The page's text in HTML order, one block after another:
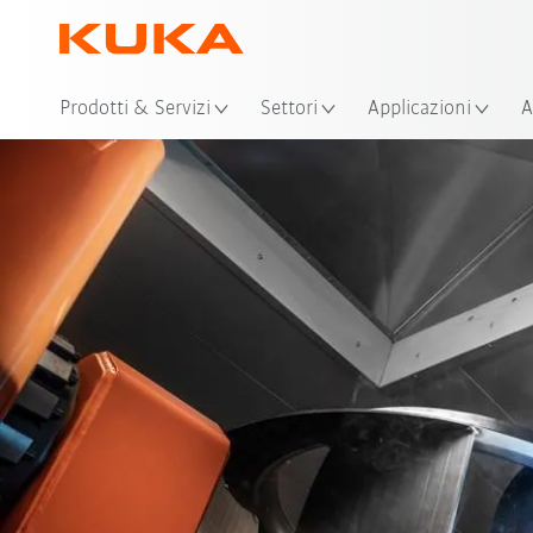
Prodotti & Servizi Settori Applicazioni